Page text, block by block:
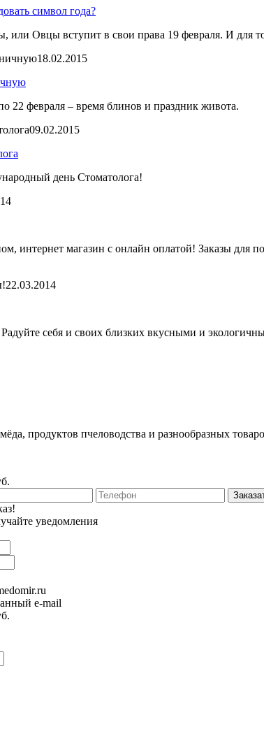
символ года?
или Овцы вступит в свои права 19 февраля. И для
18.02.2015
22 февраля – время блинов и праздник живота.
09.02.2015
день Стоматолога!
интернет магазин с онлайн оплатой! Заказы
22.03.2014
себя и своих близких вкусными и
продуктов пчеловодства и разнообразных
уведомления
e-mail